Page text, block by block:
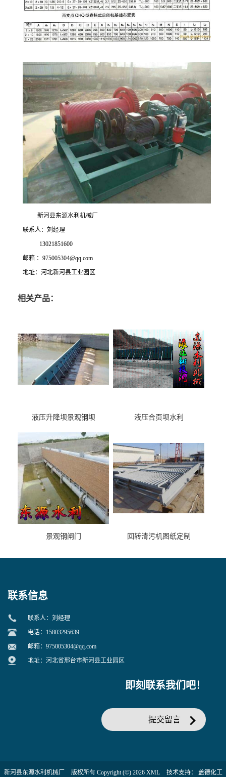
新河县东源水利机械厂
联系人：刘经理
13021851600
邮箱 ：975005304@qq.com
地址：河北新河县工业园区
相关产品：
液压升降坝景观钢坝 液压合页坝水利
景观钢闸门 回转清污机图纸定制
联系信息
联系人：刘经理
电话：15803295639
邮箱： 975005304@qq.com
地址：河北省邢台市新河县工业园区
即刻联系我们吧！
提交留言
新河县东源水利机械厂 版权所有 Copyright (©) 2026 XML 技术支持： 盖德化工